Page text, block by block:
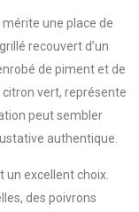
mérite une place de
recouvert d’un
de piment et de
vert, représente
peut sembler
authentique.
excellent choix.
des poivrons